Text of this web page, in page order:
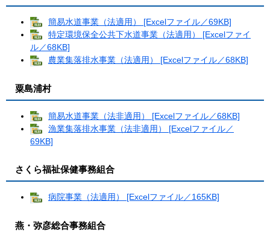
簡易水道事業（法適用） [Excelファイル／69KB]
特定環境保全公共下水道事業（法適用） [Excelファイ
ル／68KB]
農業集落排水事業（法適用） [Excelファイル／68KB]
粟島浦村
簡易水道事業（法非適用） [Excelファイル／68KB]
漁業集落排水事業（法非適用） [Excelファイル／
69KB]
さくら福祉保健事務組合
病院事業（法適用） [Excelファイル／165KB]
燕・弥彦総合事務組合